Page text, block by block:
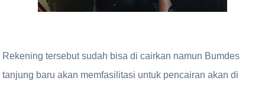
Rekening tersebut sudah bisa di cairkan namun Bumdes
tanjung baru akan memfasilitasi untuk pencairan akan di